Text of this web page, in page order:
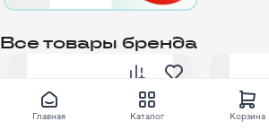
Все товары бренда
Главная Каталог Корзина